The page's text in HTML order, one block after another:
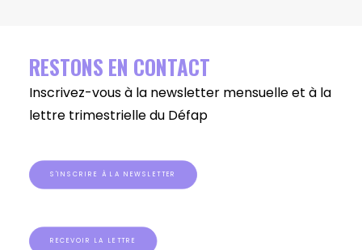
RESTONS EN CONTACT
Inscrivez-vous à la newsletter mensuelle et à la
lettre trimestrielle du Défap
S'INSCRIRE À LA NEWSLETTER
RECEVOIR LA LETTRE